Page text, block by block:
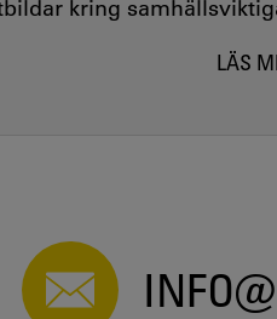
kring
LÄS